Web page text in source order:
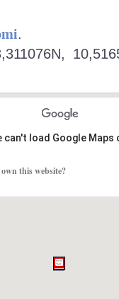
.
can't load Google
this website?